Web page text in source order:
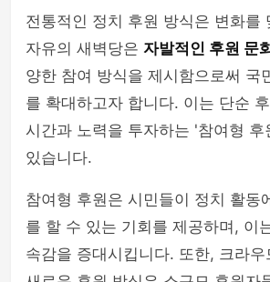
전통적인 정치 후원 방식은 변화를
자유의 새벽당은 자발적인 후원 문
양한 참여 방식을 제시함으로써 국
를 확대하고자 합니다. 이는 단순
시간과 노력을 투자하는 '참여형 후
있습니다.
참여형 후원은 시민들이 정치 활동
를 할 수 있는 기회를 제공하며, 이
속감을 증대시킵니다. 또한, 크라